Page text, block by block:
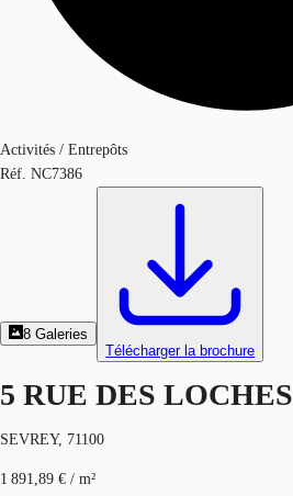
Activités / Entrepôts
Réf. NC7386
8 Galeries
Télécharger la brochure
5 RUE DES LOCHES
SEVREY, 71100
1 891,89 € / m²